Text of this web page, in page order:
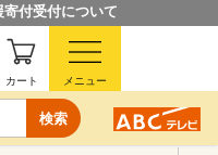
付受付について
検索
カート メニュー